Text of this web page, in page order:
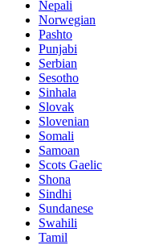
Nepali
Norwegian
Pashto
Punjabi
Serbian
Sesotho
Sinhala
Slovak
Slovenian
Somali
Samoan
Scots Gaelic
Shona
Sindhi
Sundanese
Swahili
Tamil